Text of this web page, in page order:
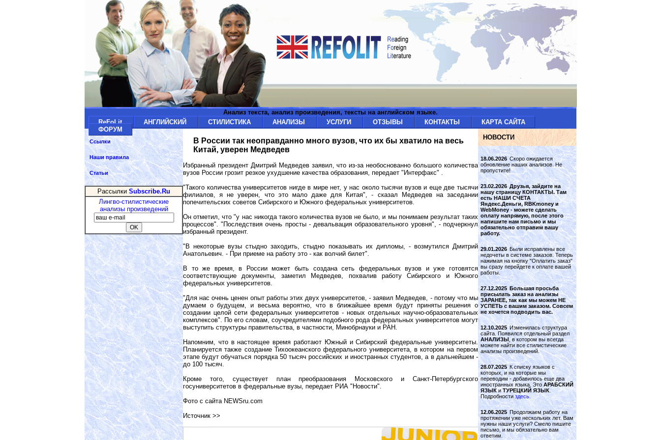
Анализ текста, анализ произведения, тексты на английском языке.
ReFoLit
АНГЛИЙСКИЙ СТИЛИСТИКА АНАЛИЗЫ УСЛУГИ ОТЗЫВЫ КОНТАКТЫ
КАРТА САЙТА
ФОРУМ
В России так неоправданно много вузов, что их бы хватило на весь
Китай, уверен Медведев
Избранный президент Дмитрий Медведев заявил, что из-за необоснованно большого количества
вузов России грозит резкое ухудшение качества образования, передает "Интерфакс" .
"Такого количества университетов нигде в мире нет, у нас около тысячи вузов и еще две тысячи
филиалов, я не уверен, что это мало даже для Китая", - сказал Медведев на заседании
попечительских советов Сибирского и Южного федеральных университетов.
Он отметил, что "у нас никогда такого количества вузов не было, и мы понимаем результат таких
процессов". "Последствия очень просты - девальвация образовательного уровня", - подчеркнул
избранный президент.
"В некоторые вузы стыдно заходить, стыдно показывать их дипломы, - возмутился Дмитрий
Анатольевич. - При приеме на работу это - как волчий билет".
В то же время, в России может быть создана сеть федеральных вузов и уже готовятся
соответствующие документы, заметил Медведев, похвалив работу Сибирского и Южного
федеральных университетов.
"Для нас очень ценен опыт работы этих двух университетов, - заявил Медведев, - потому что мы
думаем о будущем, и весьма вероятно, что в ближайшее время будут приняты решения о
создании целой сети федеральных университетов - новых отдельных научно-образовательных
комплексов". По его словам, соучредителями подобного рода федеральных университетов могут
выступить структуры правительства, в частности, Минобрнауки и РАН.
Напомним, что в настоящее время работают Южный и Сибирский федеральные университеты.
Планируется также создание Тихоокеанского федерального университета, в котором на первом
этапе будут обучаться порядка 50 тысяч российских и иностранных студентов, а в дальнейшем -
до 100 тысяч.
Кроме того, существует план преобразования Московского и Санкт-Петербургского
госуниверситетов в федеральные вузы, передает РИА "Новости".
Фото с сайта NEWSru.com
Источник >>
Ссылки
Наши правила
Статьи
Рассылки Subscribe.Ru
Лингво-стилистические
анализы произведений
НОВОСТИ
18.06.2026 Скоро ожидается
обновление наших анализов. Не
пропустите!
23.02.2026 Друзья, зайдите на
нашу страницу КОНТАКТЫ. Там
есть НАШИ СЧЕТА
Яндекс.Деньги, RBKmoney и
WebMoney - можете сделать
оплату напрямую, после этого
напишите нам письмо и мы
обязательно отправим вашу
работу.
29.01.2026 Были исправлены все
недочеты в системе заказов. Теперь
нажимая на кнопку "Оплатить заказ"
вы сразу перейдете к оплате вашей
работы.
27.12.2025 Большая просьба
присылать заказ на анализы
ЗАРАНЕЕ, так как мы можем НЕ
УСПЕТЬ с вашим заказом. Совсем
не хочется подводить вас.
12.10.2025 Изменилась структура
сайта. Появился отдельный раздел
АНАЛИЗЫ, в котором вы всегда
можете найти все стилистические
анализы произведений.
28.07.2025 К списку языков с
которых, и на которые мы
переводим - добавилось еще два
иностранных языка. ЭтоАРАБСКИЙ
ЯЗЫКиТУРЕЦКИЙ ЯЗЫК.
Подробностиздесь
12.06.2025 Продолжаем работу на
протяжении уже нескольких лет. Вам
нужны наши услуги? Смело пишите
письмо, и мы обязательно вам
ответим.